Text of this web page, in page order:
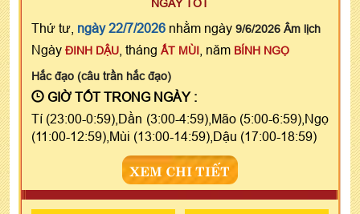
NGÀY TỐT
Thứ tư, ngày 22/7/2026 nhằm ngày 9/6/2026 Âm lịch
Ngày ĐINH DẬU , tháng ẤT MÙI , năm BÍNH NGỌ
Hắc đạo (câu trần hắc đạo)
GIỜ TỐT TRONG NGÀY :
Tí (23:00-0:59),Dần (3:00-4:59),Mão (5:00-6:59),Ngọ
(11:00-12:59),Mùi (13:00-14:59),Dậu (17:00-18:59)
XEM CHI TIẾT